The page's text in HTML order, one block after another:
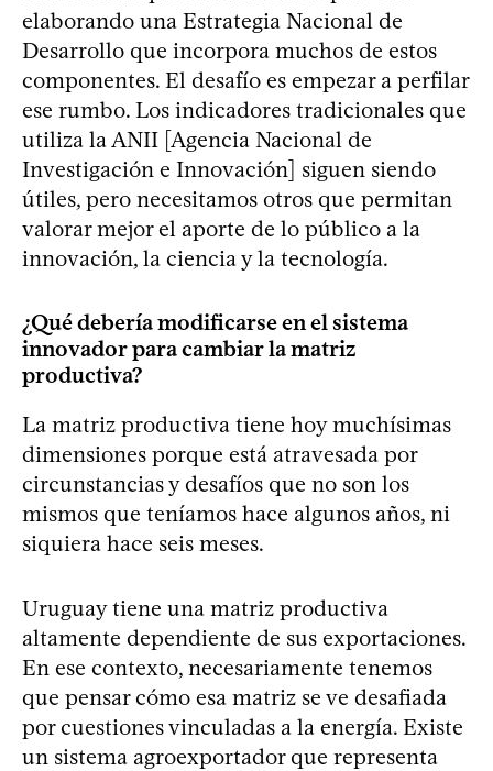
elaborando una Estrategia Nacional de
Desarrollo que incorpora muchos de estos
componentes. El desafío es empezar a perfilar
ese rumbo. Los indicadores tradicionales que
utiliza la ANII [Agencia Nacional de
Investigación e Innovación] siguen siendo
útiles, pero necesitamos otros que permitan
valorar mejor el aporte de lo público a la
innovación, la ciencia y la tecnología.
¿Qué debería modificarse en el sistema
innovador para cambiar la matriz
productiva?
La matriz productiva tiene hoy muchísimas
dimensiones porque está atravesada por
circunstancias y desafíos que no son los
mismos que teníamos hace algunos años, ni
siquiera hace seis meses.
Uruguay tiene una matriz productiva
altamente dependiente de sus exportaciones.
En ese contexto, necesariamente tenemos
que pensar cómo esa matriz se ve desafiada
por cuestiones vinculadas a la energía. Existe
un sistema agroexportador que representa